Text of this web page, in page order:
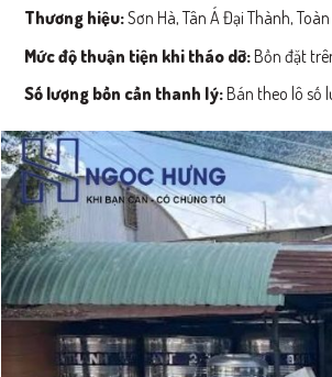
Thương hiệu:Sơn Hà, Tân Á Đại Thành,
Mức độ thuận tiện khi tháo dỡ:Bồn đặt
Số lượng bồn cần thanh lý:Bán theo lô số